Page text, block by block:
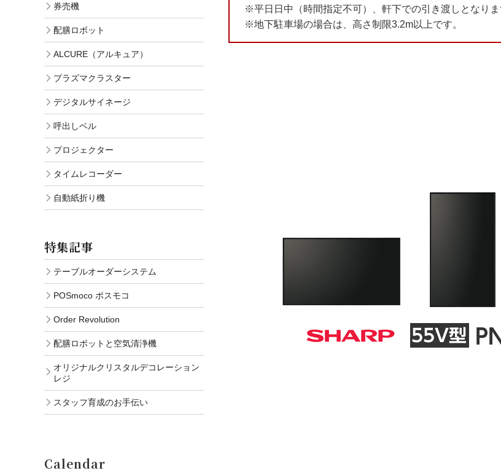
※平日日中（時間指定不可）、軒下での引き渡しとなりま
※地下駐車場の場合は、高さ制限3.2m以上です。
券売機
配膳ロボット
ALCURE（アルキュア）
プラズマクラスター
デジタルサイネージ
呼出しベル
プロジェクター
タイムレコーダー
自動紙折り機
特集記事
テーブルオーダーシステム
POSmoco ポスモコ
Order Revolution
配膳ロボットと空気清浄機
オリジナルクリスタルデコレーション
レジ
スタッフ育成のお手伝い